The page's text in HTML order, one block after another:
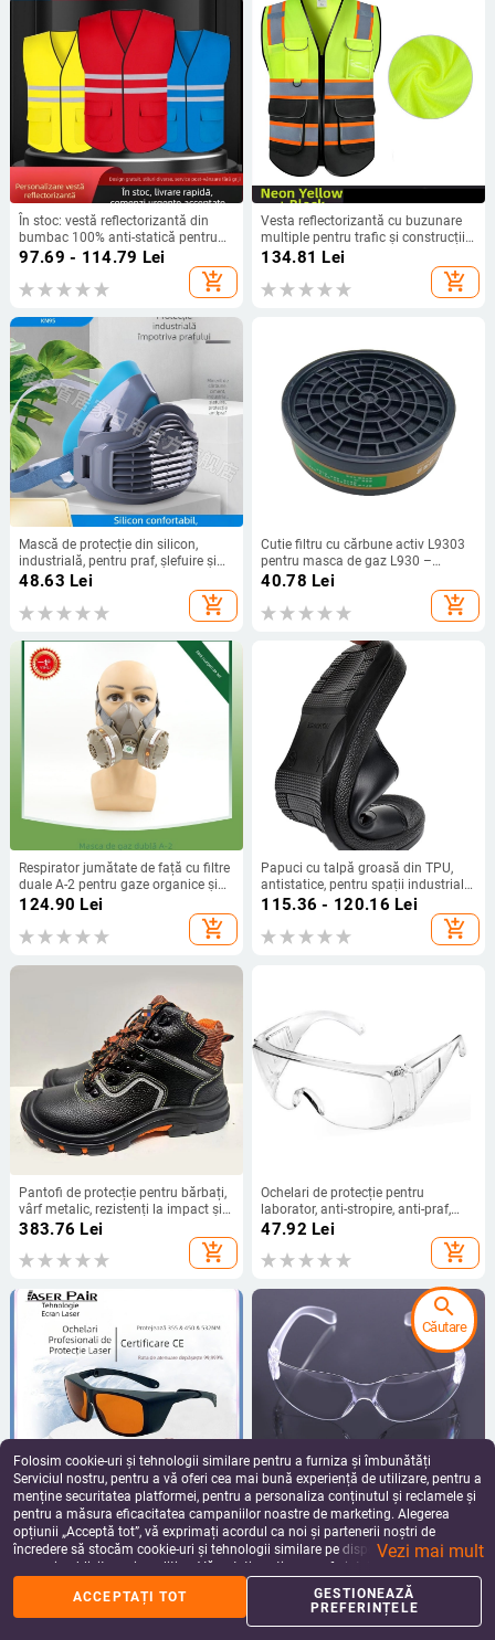
În stoc: vestă reflectorizantă din
bumbac 100% anti-statică pentru
personalul de salubritate,
echipament de protecție pentru
construcții electrice cu avertizare la
97.69 - 114.79 Lei
add_shopping_cart
Vesta reflectorizantă cu buzunare
multiple pentru trafic și construcții,
vânzare en gros de la producător,
echipament de lucru pentru noapte
cu inscripționare gratuită
134.81 Lei
add_shopping_cart
Mască de protecție din silicon,
industrială, pentru praf, șlefuire și
sudură, anti-ceață
48.63 Lei
add_shopping_cart
Cutie filtru cu cărbune activ L9303
pentru masca de gaz L930 –
accesorii, material PP, pentru
vopsire cu pulverizare, industrie
chimică și prelucrare mecanică
40.78 Lei
add_shopping_cart
Respirator jumătate de față cu filtre
duale A-2 pentru gaze organice și
vapori – potrivit pentru pulverizare
vopsea, șlefuire, praf și benzen
124.90 Lei
add_shopping_cart
Papuci cu talpă groasă din TPU,
antistatice, pentru spații industriale
— respirabile, antiderapante,
rezistente la uzură, unisex, vară
115.36 - 120.16 Lei
add_shopping_cart
Pantofi de protecție pentru bărbați,
vârf metalic, rezistenți la impact și
perforație, respirabili pentru șantier
383.76 Lei
add_shopping_cart
Ochelari de protecție pentru
laborator, anti-stropire, anti-praf,
anti-ceată, protecție împotriva
47.92 Lei
add_shopping_cart
Ochelari de protecție pentru laser
532 nm verde OD7 pentru laser
cosmetic
492.16Lei
add_shopping_cart
Ochelari de protecție pentru medii
industriale, praf și impact rezistent,
împotriva vântului și nisipului, cu
lentile din policarbonat
39.95Lei
add_shopping_cart
Folosim cookie-uri și tehnologii similare pentru a furniza și îmbunătăți
Serviciul nostru, pentru a vă oferi cea mai bună experiență de utilizare, pentru a
menține securitatea platformei, pentru a personaliza conținutul și reclamele și
pentru a măsura eficacitatea campaniilor noastre de marketing. Alegerea
opțiunii „Acceptă tot”, vă exprimați acordul ca noi și partenerii noștri de
încredere să stocăm cookie-uri și tehnologii similare pe dispozitivul dvs. în
scopuri publicitare și analitice. Vă puteți gestiona preferințele în orice moment
făcând clic pe „Gestionează preferințele”. Pentru mai multe informații, vă
rugăm să consultațiPolitica noastră de confidențialitate.
Vezi mai mult
ACCEPTAȚI TOT
GESTIONEAZĂ
PREFERINȚELE
search
Căutare